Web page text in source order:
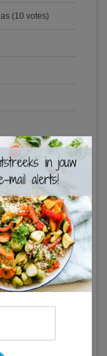
(10 votes)
×